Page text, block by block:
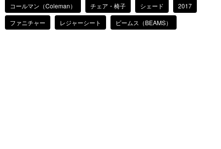
コールマン（Coleman） チェア・椅子 シェード
2017
ファニチャー
レジャーシート ビームス（BEAMS）